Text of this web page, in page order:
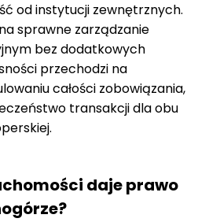
od instytucji zewnętrznych.
sprawne zarządzanie
bez dodatkowych
przechodzi na
całości zobowiązania,
transakcji dla obu
daje prawo